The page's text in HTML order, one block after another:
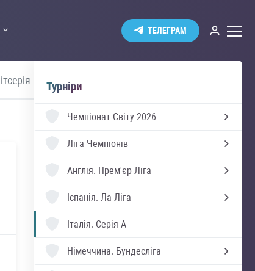
ТЕЛЕГРАМ
Турніри
Чемпіонат Світу 2026
Ліга Чемпіонів
Англія. Прем'єр Ліга
Іспанія. Ла Ліга
Італія. Серія А
Німеччина. Бундесліга